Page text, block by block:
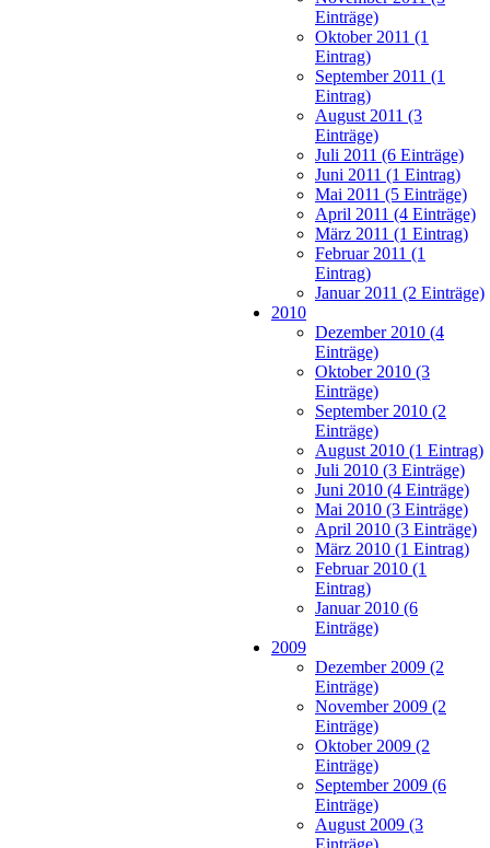
Einträge)
Oktober 2011 (1
Eintrag)
September 2011 (1
Eintrag)
August 2011 (3
Einträge)
Juli 2011 (6 Einträge)
Juni 2011 (1 Eintrag)
Mai 2011 (5 Einträge)
April 2011 (4 Einträge)
März 2011 (1 Eintrag)
Februar 2011 (1
Eintrag)
Januar 2011 (2 Einträge)
2010
Dezember 2010 (4
Einträge)
Oktober 2010 (3
Einträge)
September 2010 (2
Einträge)
August 2010 (1 Eintrag)
Juli 2010 (3 Einträge)
Juni 2010 (4 Einträge)
Mai 2010 (3 Einträge)
April 2010 (3 Einträge)
März 2010 (1 Eintrag)
Februar 2010 (1
Eintrag)
Januar 2010 (6
Einträge)
2009
Dezember 2009 (2
Einträge)
November 2009 (2
Einträge)
Oktober 2009 (2
Einträge)
September 2009 (6
Einträge)
August 2009 (3
Einträge)